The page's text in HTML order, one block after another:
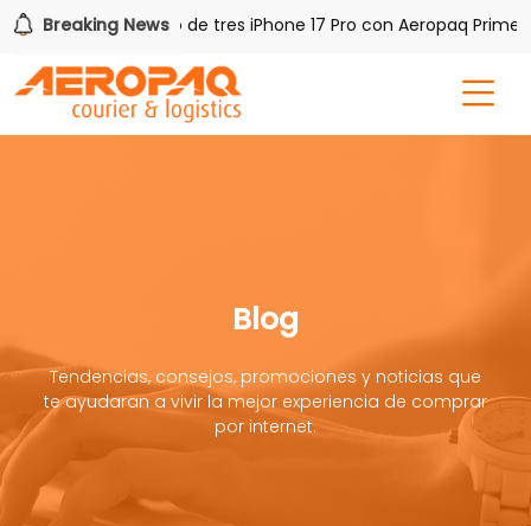
Breaking News
Gana uno de tres iPhone 17 Pro con Aeropaq Prime
Blog
Tendencias, consejos, promociones y noticias que
te ayudaran a vivir la mejor experiencia de comprar
por internet.